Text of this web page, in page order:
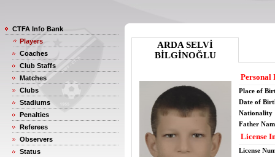
CTFA Info Bank
Players
Coaches
Club Staffs
Matches
Clubs
Stadiums
Penalties
Referees
Observers
Status
ARDA SELVİ
BİLGİNOĞLU
Personal
Place of
Date of
Nationality
Father
License
License